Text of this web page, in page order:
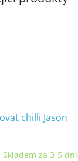
chilli Jason
Skladem za 3-5 dní